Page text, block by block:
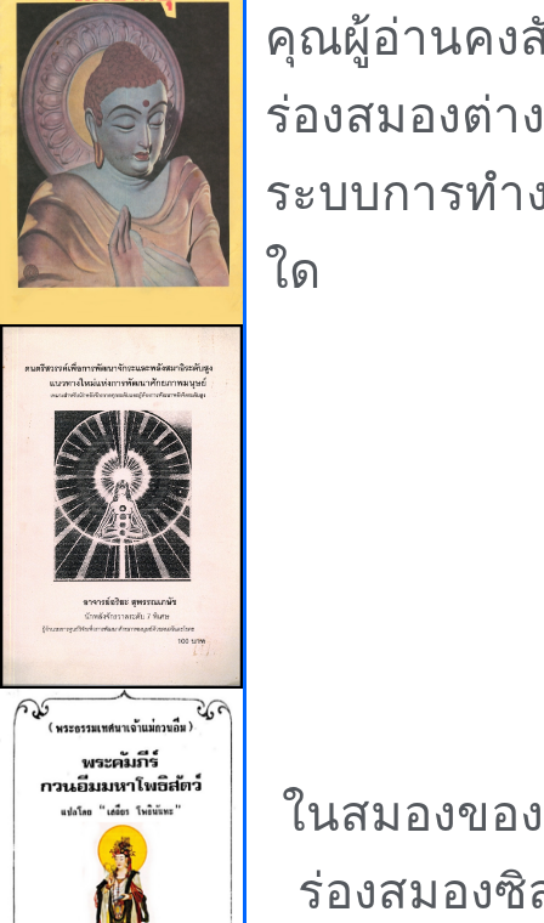
คุณผู้อ่านคง
ร่องสมองต่
ระบบการทำ
ใด
ในสมองขอ
ร่องสมองซิ